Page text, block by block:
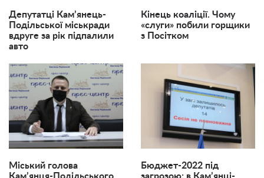
Депутатці Кам’янець-
Подільської міськради
вдруге за рік підпалили
авто
Кінець коаліції. Чому
«слуги» побили горщики
з Посітком
Міський голова
Бюджет-2022 під